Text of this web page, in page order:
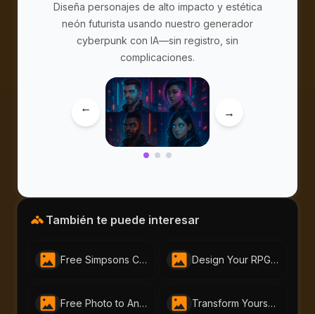
Diseña personajes de alto impacto y estética
neón futurista usando nuestro generador
cyberpunk con IA—sin registro, sin
complicaciones.
→ →
También te puede interesar
Free Simpsons Character Generator For Creating Your Own Simpsons Avatar| AI-Portraits.org Design Your RPG Character with AI-Portraits.org’s Free RPG Maker
Free Photo to Anime Tool – Create Stunning Anime Art with AI Portraits Transform Yourself into a Dragon Ball Z Character with Our Dragon Ball AI Portrait Generator